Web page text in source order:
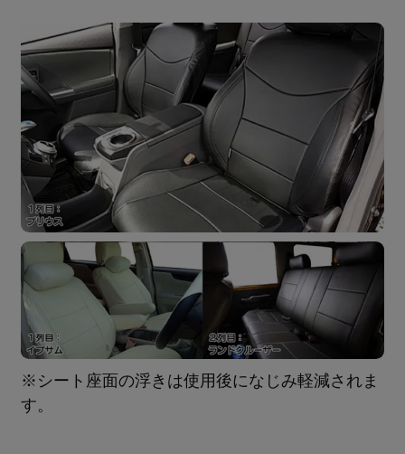
※シート座面の浮きは使用後になじみ軽減されま
す。